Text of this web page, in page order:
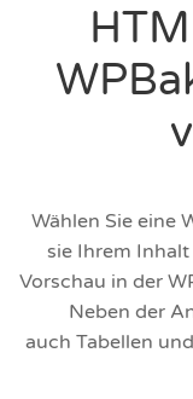
Wählen Sie eine
sie Ihrem
Vorschau in der
Neben der
auch Tabellen